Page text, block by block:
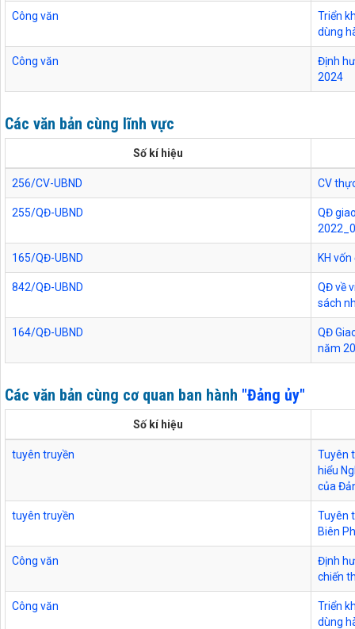
Công văn
Triển
dùng
Công văn
Định
2024
Các văn bản cùng lĩnh vực
Số kí hiệu
256/CV-UBND CV
255/QĐ-UBND
QĐ
165/QĐ-UBND KH
842/QĐ-UBND
QĐ về
sách
164/QĐ-UBND
QĐ
năm
Các văn bản cùng cơ quan ban hành "Đảng ủy"
Số kí hiệu
tuyên truyền
Tuyên
hiểu
của
tuyên truyền
Tuyên
Biên
Công văn
Định
chiến
Công văn
Triển
dùng